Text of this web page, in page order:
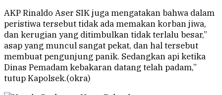
AKP Rinaldo Aser SIK juga mengatakan bahwa dalam
peristiwa tersebut tidak ada memakan korban jiwa,
dan kerugian yang ditimbulkan tidak terlalu besar,”
asap yang muncul sangat pekat, dan hal tersebut
membuat pengunjung panik. Sedangkan api ketika
Dinas Pemadam kebakaran datang telah padam,”
tutup Kapolsek.(okra)